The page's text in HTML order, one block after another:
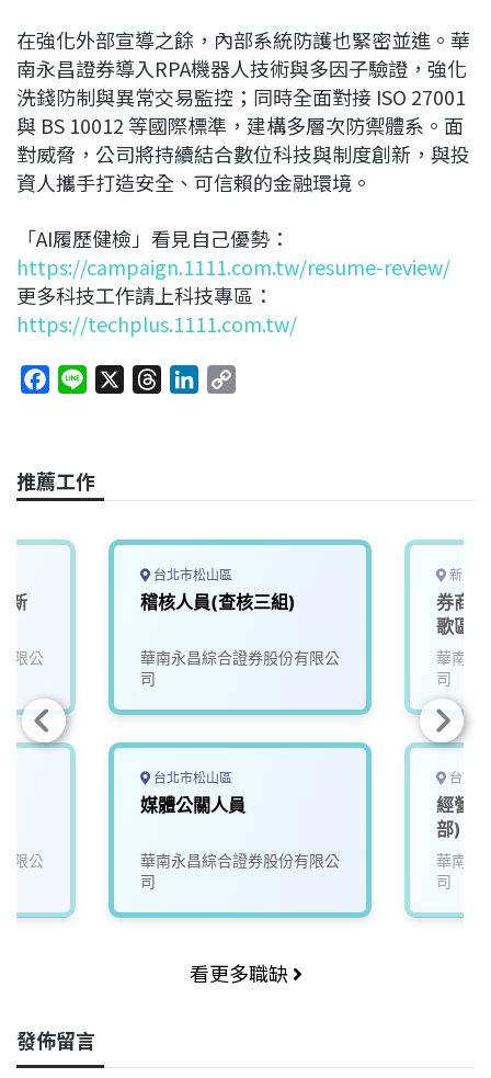
在強化外部宣導之餘，內部系統防護也緊密並進。華
南永昌證券導入RPA機器人技術與多因子驗證，強化
洗錢防制與異常交易監控；同時全面對接 ISO 27001
與 BS 10012 等國際標準，建構多層次防禦體系。面
對威脅，公司將持續結合數位科技與制度創新，與投
資人攜手打造安全、可信賴的金融環境。
「AI履歷健檢」看見自己優勢：
https://campaign.1111.com.tw/resume-review/
更多科技工作請上科技專區：
https://techplus.1111.com.tw/
e
b
o
a
s
e
I
n
L
n
推薦工作
新
限公
限公
台北市松山區
稽核人員(查核三組)
華南永昌綜合證券股份有限公
司
台北市松山區
媒體公關人員
華南永昌綜合證券股份有限公
司
新北
券商
歌區
華南永
司
台北
經營
部)
華南永
司
看更多職缺
發佈留言